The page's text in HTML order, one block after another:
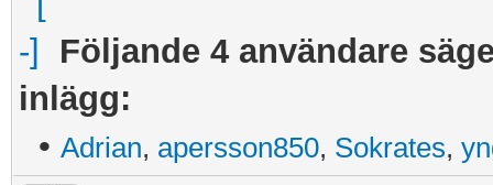
Följande 4 användare
inlägg:
• Adrian, apersson850, Sokrates,